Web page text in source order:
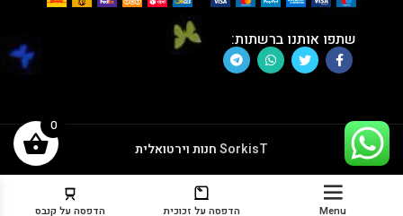
שתפו אותנו ברשתות:
SorkisTחנות וירטואלית
0
Menu הדפסה על זכוכית הדפסה על קנבס